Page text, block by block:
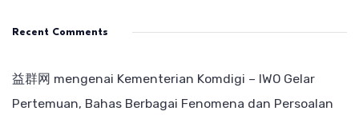
Recent Comments
益群网 mengenai Kementerian Komdigi – IWO Gelar
Pertemuan, Bahas Berbagai Fenomena dan Persoalan